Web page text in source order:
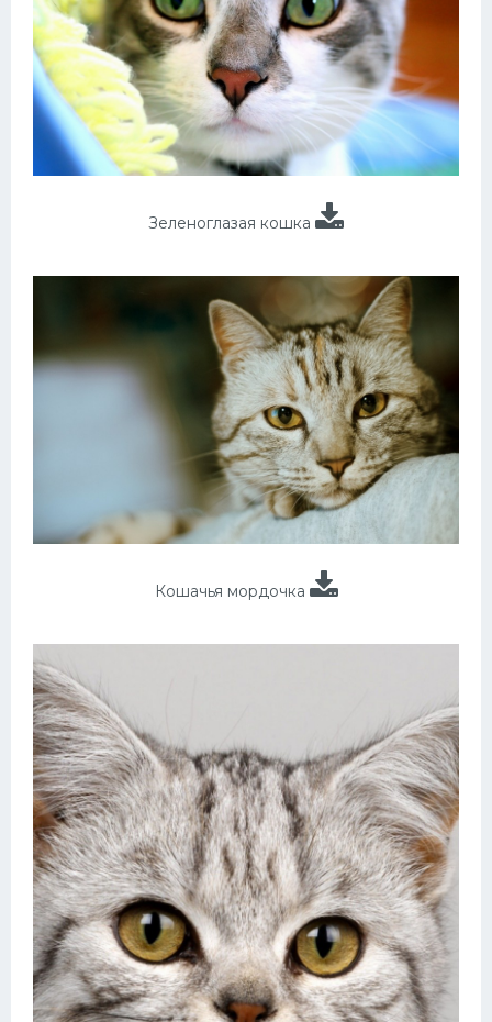
Зеленоглазая кошка
Кошачья мордочка